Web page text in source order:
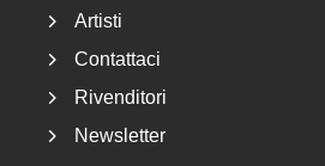
Artisti
Contattaci
Rivenditori
Newsletter